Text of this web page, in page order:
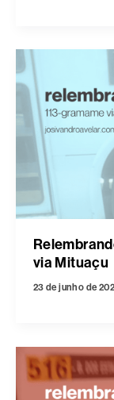
via Mituaçu
23 de junho de